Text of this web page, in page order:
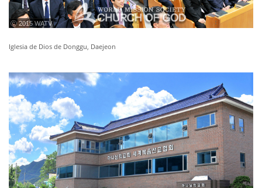
ⓒ 2015 WATV
Iglesia de Dios de Donggu, Daejeon